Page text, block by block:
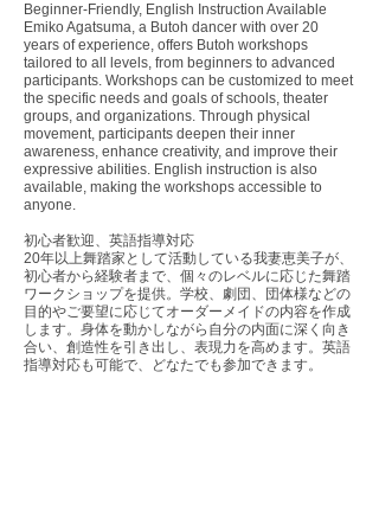
Beginner-Friendly, English Instruction Available
Emiko Agatsuma, a Butoh dancer with over 20
years of experience, offers Butoh workshops
tailored to all levels, from beginners to advanced
participants. Workshops can be customized to meet
the specific needs and goals of schools, theater
groups, and organizations. Through physical
movement, participants deepen their inner
awareness, enhance creativity, and improve their
expressive abilities. English instruction is also
available, making the workshops accessible to
anyone.
初心者歓迎、英語指導対応
20年以上舞踏家として活動している我妻恵美子が、
初心者から経験者まで、個々のレベルに応じた舞踏
ワークショップを提供。学校、劇団、団体様などの
目的やご要望に応じてオーダーメイドの内容を作成
します。身体を動かしながら自分の内面に深く向き
合い、創造性を引き出し、表現力を高めます。英語
指導対応も可能で、どなたでも参加できます。